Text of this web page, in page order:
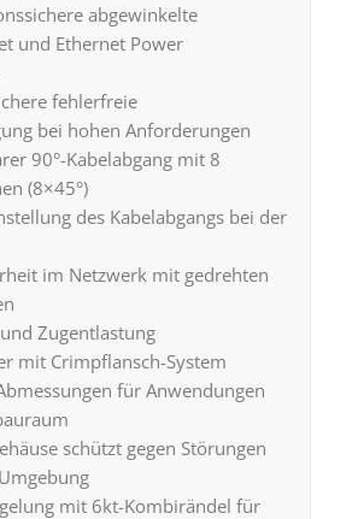
abgewinkelte
und Ethernet Power
fehlerfreie
bei hohen Anforderungen
90°-Kabelabgang mit 8
(8×45°)
des Kabelabgangs bei der
im Netzwerk mit gedrehten
Zugentlastung
mit Crimpflansch-System
für Anwendungen
schützt gegen Störungen
mit 6kt-Kombirändel für